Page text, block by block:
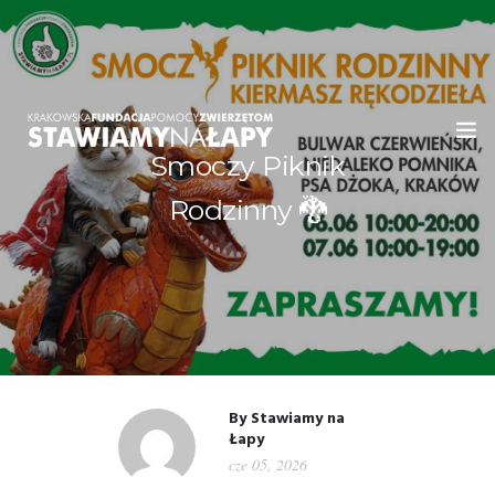
WITAMY!
O NAS
ADOPCJE
OGŁOSZENIA
PRZYJACIELE
Smoczy Piknik
Rodzinny 🐉
ByStawiamy na
Łapy
cze 05, 2026